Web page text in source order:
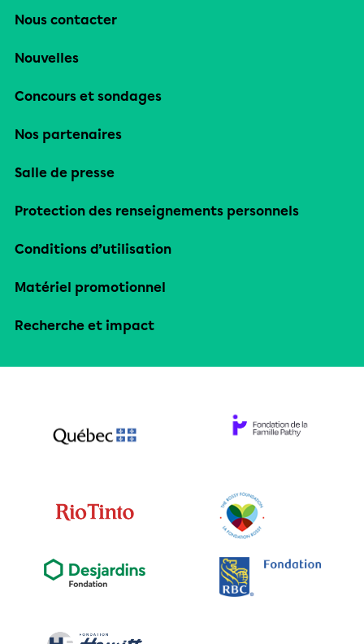
Nous contacter
Nouvelles
Concours et sondages
Nos partenaires
Salle de presse
Protection des renseignements personnels
Conditions d’utilisation
Matériel promotionnel
Recherche et impact